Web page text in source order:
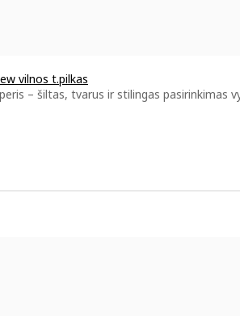
vilnos t.pilkas
– šiltas, tvarus ir stilingas pasirinkimas